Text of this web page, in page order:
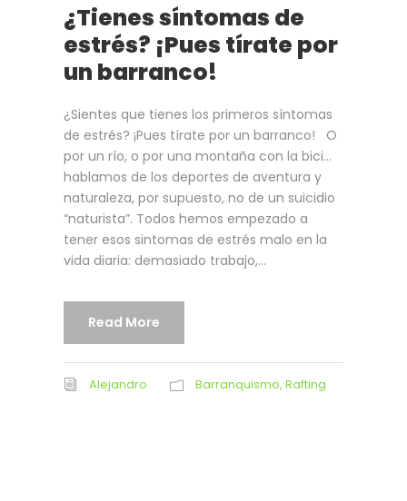
¿Tienes síntomas de
estrés? ¡Pues tírate por
un barranco!
¿Sientes que tienes los primeros síntomas
de estrés? ¡Pues tírate por un barranco! O
por un río, o por una montaña con la bici…
hablamos de los deportes de aventura y
naturaleza, por supuesto, no de un suicidio
“naturista”. Todos hemos empezado a
tener esos sintomas de estrés malo en la
vida diaria: demasiado trabajo,...
Read More
Alejandro Barranquismo, Rafting